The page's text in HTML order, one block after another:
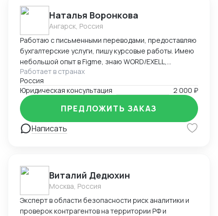
Наталья Воронкова
Ангарск, Россия
Работаю с письменными переводами, предоставляю
бухгалтерские услуги, пишу курсовые работы. Имею
небольшой опыт в Figme, знаю WORD/EXELL,
составляю и редактирую таблицы. Рассматриваю
подработку, рассмотрю Ваши варианты.
Работает в странах
Россия
Юридическая консультация
2 000 ₽
Написать
ПРЕДЛОЖИТЬ ЗАКАЗ
Виталий Дедюхин
Москва, Россия
Эксперт в области безопасности риск аналитики и
проверок контрагентов на территории РФ и